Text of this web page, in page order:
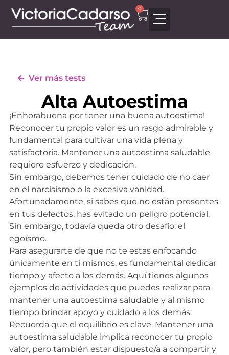
0
Ver más tests
Alta Autoestima
¡Enhorabuena por tener una buena autoestima!
Reconocer tu propio valor es un rasgo admirable y
fundamental para cultivar una vida plena y
satisfactoria. Mantener una autoestima saludable
requiere esfuerzo y dedicación.
Sin embargo, debemos tener cuidado de no caer
en el narcisismo o la excesiva vanidad.
Afortunadamente, si sabes que no están presentes
en tus defectos, has evitado un peligro potencial.
Sin embargo, todavía queda otro desafío: el
egoísmo.
Para asegurarte de que no te estas enfocando
únicamente en ti mismos, es fundamental dedicar
tiempo y afecto a los demás. Aquí tienes algunos
ejemplos de actividades que puedes realizar para
mantener una autoestima saludable y al mismo
tiempo brindar apoyo y cuidado a los demás:
Recuerda que el equilibrio es clave. Mantener una
autoestima saludable implica reconocer tu propio
valor, pero también estar dispuesto/a a compartir y